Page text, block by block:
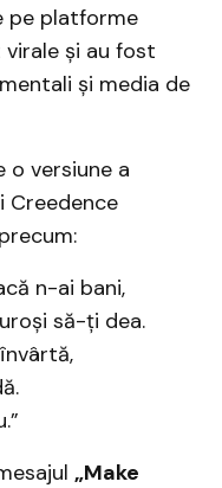
pe platforme
virale și au fost
și media de
o versiune a
Creedence
n-ai bani,
să-ți dea.
„Make